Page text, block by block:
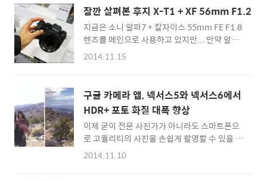
어있습니다. 실행시키면 자동으로 압축이 풀리
고 업데이트용 프로그램이 진행되네요. 이..
라로 찍은 사진도 믿기 어려울 정도로 풍부하고
깊은 표현이 담길 때가 있죠. 오래전부터 아이포
노그래피(iPhoneography)라는 신조어가 생
겼을 만큼 아이폰으로 사진을 찍는 것이 일반화
되었는데요. 애플 아이폰/아이패드로 촬영한 사
IPPAwards는 2007년부터 매년 개최된 아이
폰 사진 대회입니다. 이번 2015년에도 수상작
들이 발표되었는데요. 스마트폰으로 남과 다른
사진을..
잠깐 살펴본 후지 X-T1 + XF 56mm F1.2
지금은 소니 알파7 + 칼자이스 55mm FE F1.8
렌즈를 메인으로 사용하고 있지만... 만약 알파7
을 구입하지 않았다면 후지 X-T1을 구입했을 겁
이죠. (마침 운좋게 경품으로 Nex5T를 입수할
수 있었고... 조금 써보다 보니 이 정도면 가지고
있는 모든 카메라를 처분하고 풀프레임 카메라
로 미러리스를 선택해도 되겠다는 생각이 들어
서 알파7을 구입했었습니다.) 알파7에 대한 간
단한 평을 해보자면 가끔 부트업 시간이 느리다
2014.11.15
구글 카메라 앱, 넥서스5와 넥서스6에서
HDR+ 포토 화질 대폭 향상
이제 굳이 전문 사진가가 아니라도 스마트폰으
로 고퀄리티의 사진을 손쉽게 촬영할 수 있을 정
도로 스마트기기의 이미지 프로세싱 기술과 카
2014.11.10